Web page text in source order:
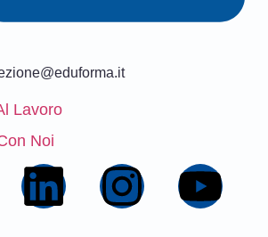
Lavoro
Noi